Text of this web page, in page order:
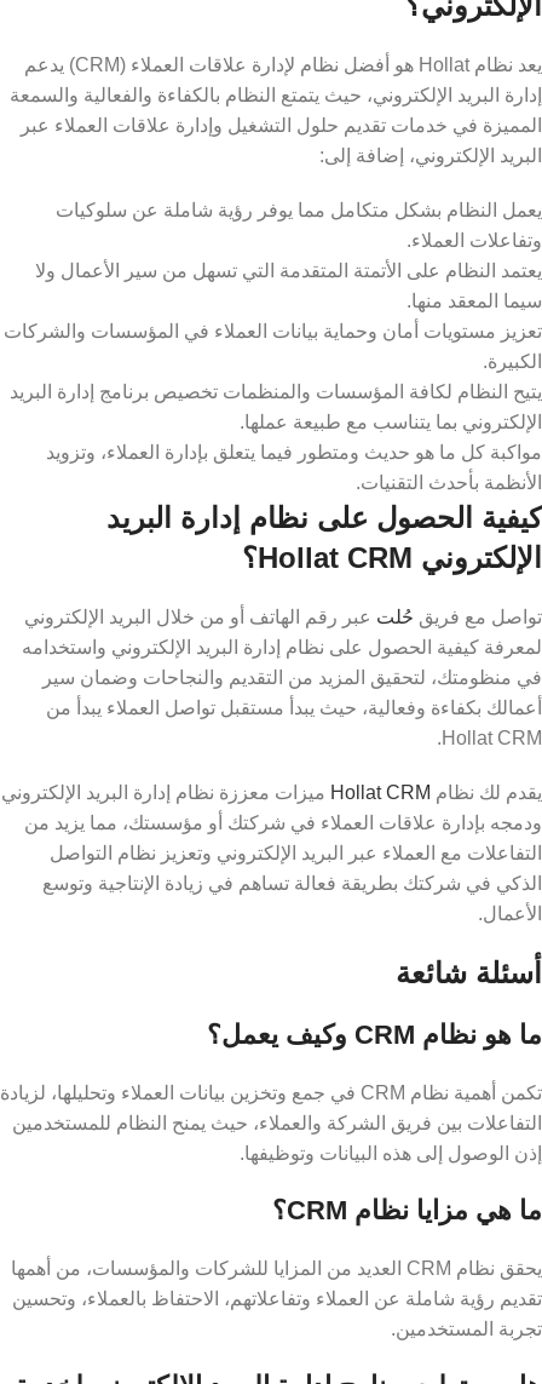
يعد نظام Hollat ​​هو أفضل نظام لإدارة علاقات العملاء (CRM) يدعم
إدارة البريد الإلكتروني، حيث يتمتع النظام بالكفاءة والفعالية والسمعة
المميزة في خدمات تقديم حلول التشغيل وإدارة علاقات العملاء عبر
البريد الإلكتروني، إضافة إلى:
يعمل النظام بشكل متكامل مما يوفر رؤية شاملة عن سلوكيات
وتفاعلات العملاء.
يعتمد النظام على الأتمتة المتقدمة التي تسهل من سير الأعمال ولا
سيما المعقد منها.
تعزيز مستويات أمان وحماية بيانات العملاء في المؤسسات والشركات
الكبيرة.
يتيح النظام لكافة المؤسسات والمنظمات تخصيص برنامج إدارة البريد
الإلكتروني بما يتناسب مع طبيعة عملها.
مواكبة كل ما هو حديث ومتطور فيما يتعلق بإدارة العملاء، وتزويد
الأنظمة بأحدث التقنيات.
كيفية الحصول على نظام إدارة البريد
الإلكتروني Hollat ​​CRM؟
تواصل مع فريق حُلت عبر رقم الهاتف أو من خلال البريد الإلكتروني
لمعرفة كيفية الحصول على نظام إدارة البريد الإلكتروني واستخدامه
في منظومتك، لتحقيق المزيد من التقديم والنجاحات وضمان سير
أعمالك بكفاءة وفعالية، حيث يبدأ مستقبل تواصل العملاء يبدأ من
Hollat ​​CRM.
يقدم لك نظام Hollat ​​CRM ميزات معززة نظام إدارة البريد الإلكتروني
ودمجه بإدارة علاقات العملاء في شركتك أو مؤسستك، مما يزيد من
التفاعلات مع العملاء عبر البريد الإلكتروني وتعزيز نظام التواصل
الذكي في شركتك بطريقة فعالة تساهم في زيادة الإنتاجية وتوسع
الأعمال.
أسئلة شائعة
ما هو نظام ​​CRM وكيف يعمل؟
تكمن أهمية نظام ​​CRM في جمع وتخزين بيانات العملاء وتحليلها، لزيادة
التفاعلات بين فريق الشركة والعملاء، حيث يمنح النظام للمستخدمين
إذن الوصول إلى هذه البيانات وتوظيفها.
ما هي مزايا نظام ​​CRM؟
يحقق نظام ​​CRM العديد من المزايا للشركات والمؤسسات، من أهمها
تقديم رؤية شاملة عن العملاء وتفاعلاتهم، الاحتفاظ بالعملاء، وتحسين
تجربة المستخدمين.